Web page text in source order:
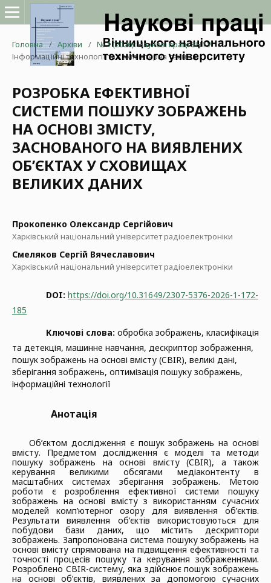
Головна / Архіви / № 1 (2026): Наукові праці ВНТУ /
Інформаційні технології та комп'ютерна техніка
РОЗРОБКА ЕФЕКТИВНОЇ
СИСТЕМИ ПОШУКУ ЗОБРАЖЕНЬ
НА ОСНОВІ ЗМІСТУ,
ЗАСНОВАНОГО НА ВИЯВЛЕНИХ
ОБ’ЄКТАХ У СХОВИЩАХ
ВЕЛИКИХ ДАНИХ
Прокопенко Олександр Сергійович
Харківський національний університет радіоелектроніки
Смеляков Сергій Вячеславович
Харківський національний університет радіоелектроніки
DOI: https://doi.org/10.31649/2307-5376-2026-1-172-
185
Ключові слова: обробка зображень, класифікація
та детекція, машинне навчання, дескриптор зображення,
пошук зображень на основі вмісту (CBIR), великі дані,
зберігання зображень, оптимізація пошуку зображень,
інформаційні технології
Анотація
Об’єктом дослідження є пошук зображень на основі
вмісту. Предметом дослідження є моделі та методи
пошуку зображень на основі вмісту (CBIR), а також
керування великими обсягами медіаконтенту в
масштабних системах зберігання зображень. Метою
роботи є розроблення ефективної системи пошуку
зображень на основі вмісту з використанням сучасних
моделей комп’ютерног озору для виявлення об’єктів.
Результати виявлення об’єктів використовуються для
побудови бази даних, що містить дескриптори
зображень. Запропонована система пошуку зображень на
основі вмісту спрямована на підвищення ефективності та
точності процесів пошуку та керування зображеннями.
Розроблено CBIR-систему, яка здійснює пошук зображень
на основі об’єктів, виявлених за допомогою сучасних